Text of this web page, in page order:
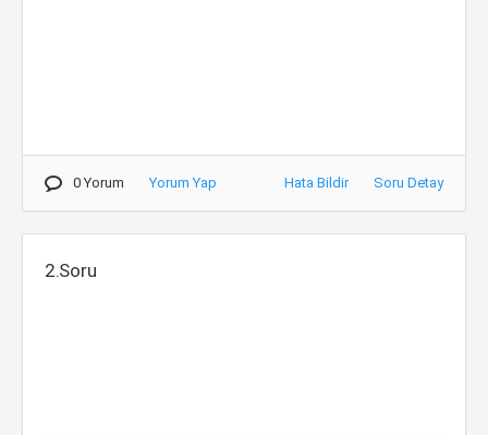
0 Yorum Yorum Yap Hata Bildir Soru Detay
2.Soru